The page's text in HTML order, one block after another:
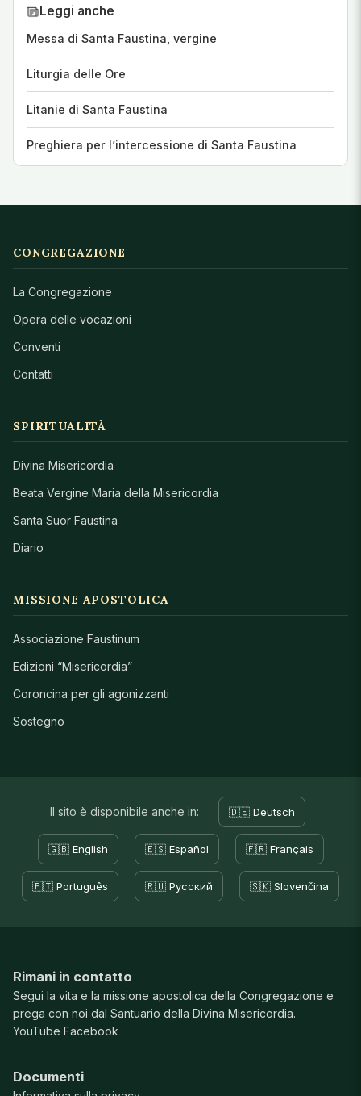
Leggi anche
Messa di Santa Faustina, vergine
Liturgia delle Ore
Litanie di Santa Faustina
Preghiera per l’intercessione di Santa Faustina
CONGREGAZIONE
La Congregazione
Opera delle vocazioni
Conventi
Contatti
SPIRITUALITÀ
Divina Misericordia
Beata Vergine Maria della Misericordia
Santa Suor Faustina
Diario
MISSIONE APOSTOLICA
Associazione Faustinum
Edizioni “Misericordia”
Coroncina per gli agonizzanti
Sostegno
Il sito è disponibile anche in: 🇩🇪 Deutsch
🇬🇧 English 🇪🇸 Español 🇫🇷 Français
🇵🇹 Português 🇷🇺 Русский 🇸🇰 Slovenčina
Rimani in contatto
Segui la vita e la missione apostolica della Congregazione e
prega con noi dal Santuario della Divina Misericordia.
YouTube Facebook
Documenti